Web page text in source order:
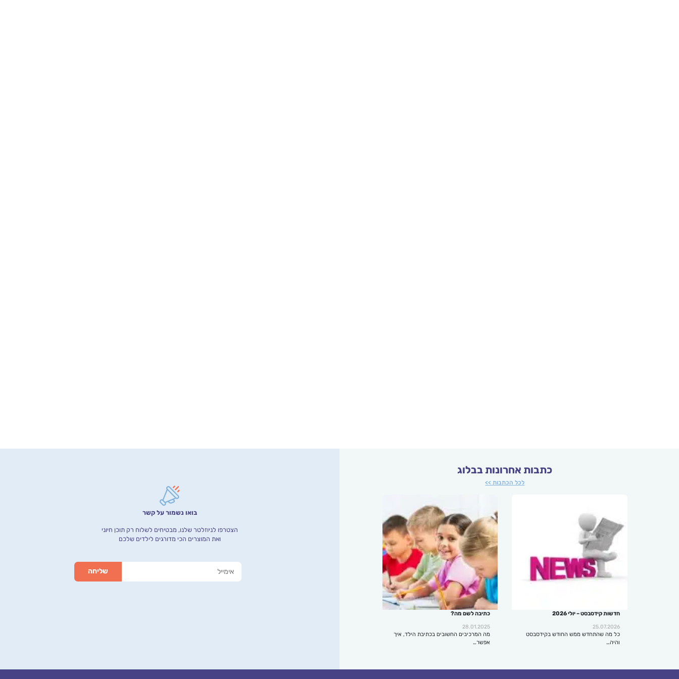
כתבות אחרונות בבלוג
לכל הכתבות >>
חדשות קידסבסט – יולי 2026
25.07.2026
כל מה שהתחדש ממש החודש בקידסבסט
והיה…
כתיבה לשם מה?
28.01.2025
מה המרכיבים החשובים בכתיבת הילד, איך
אפשר…
בואו נשמור על קשר
הצטרפו לניוזלטר שלנו, מבטיחים לשלוח רק תוכן חיוני
ואת המוצרים הכי מדורגים לילדים שלכם